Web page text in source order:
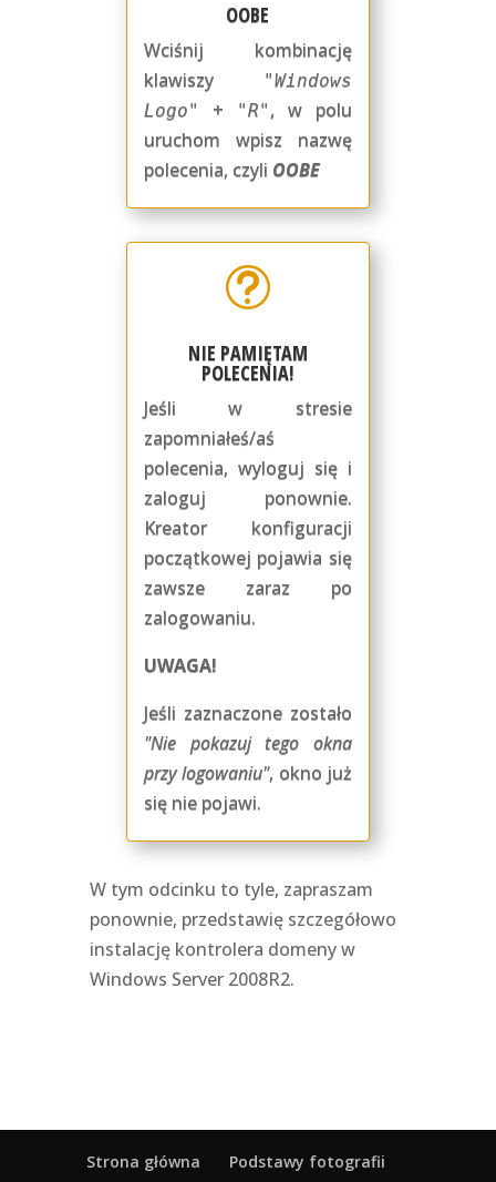
OOBE
Wciśnij kombinację
klawiszy
"Windows
Logo"
+ "R" , w polu
uruchom wpisz nazwę
polecenia, czyli OOBE
t
NIE PAMIĘTAM
POLECENIA!
Jeśli w stresie
zapomniałeś/aś
polecenia, wyloguj się i
zaloguj ponownie.
Kreator konfiguracji
początkowej pojawia się
zawsze zaraz po
zalogowaniu.
UWAGA!
Jeśli zaznaczone zostało
"Nie pokazuj tego okna
przy logowaniu", okno już
się nie pojawi.
W tym odcinku to tyle, zapraszam
ponownie, przedstawię szczegółowo
instalację kontrolera domeny w
Windows Server 2008R2.
Strona główna
Podstawy fotografii